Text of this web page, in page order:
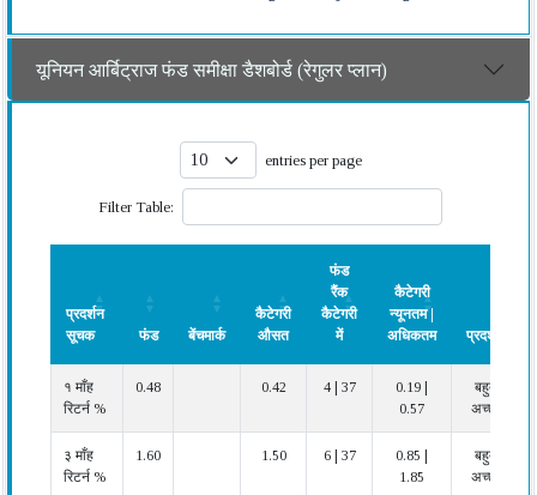
यूनियन आर्बिट्राज फंड समीक्षा डैशबोर्ड (रेगुलर प्लान)
entries per page
Filter Table:
प्रदर्शन
सूचक
फंड बेंचमार्क
कैटेगरी
औसत
फंड
रैंक
कैटेगरी
में
कैटेगरी
न्यूनतम |
अधिकतम
प्रदर्शन
सूचक
औसत
रैंक
न्यूनतम |
अधिकतम
१ माँह
रिटर्न %
0.48 0.42 4 | 37
0.19 |
0.57
बहुत
अच्छा
३ माँह
रिटर्न %
1.60 1.50 6 | 37
0.85 |
1.85
बहुत
अच्छा